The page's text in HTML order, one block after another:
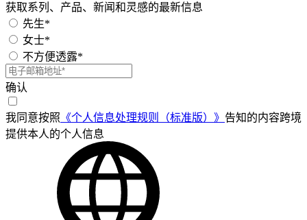
获取系列、产品、新闻和灵感的最新信息
先生*
女士*
不方便透露*
确认
我同意按照 《个人信息处理规则（标准版）》 告知的内容跨境
提供本人的个人信息